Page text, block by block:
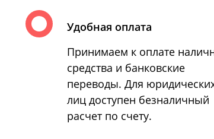
Удобная оплата
Принимаем к оплате
средства и банковские
переводы. Для
лиц доступен безналичный
расчет по счету.